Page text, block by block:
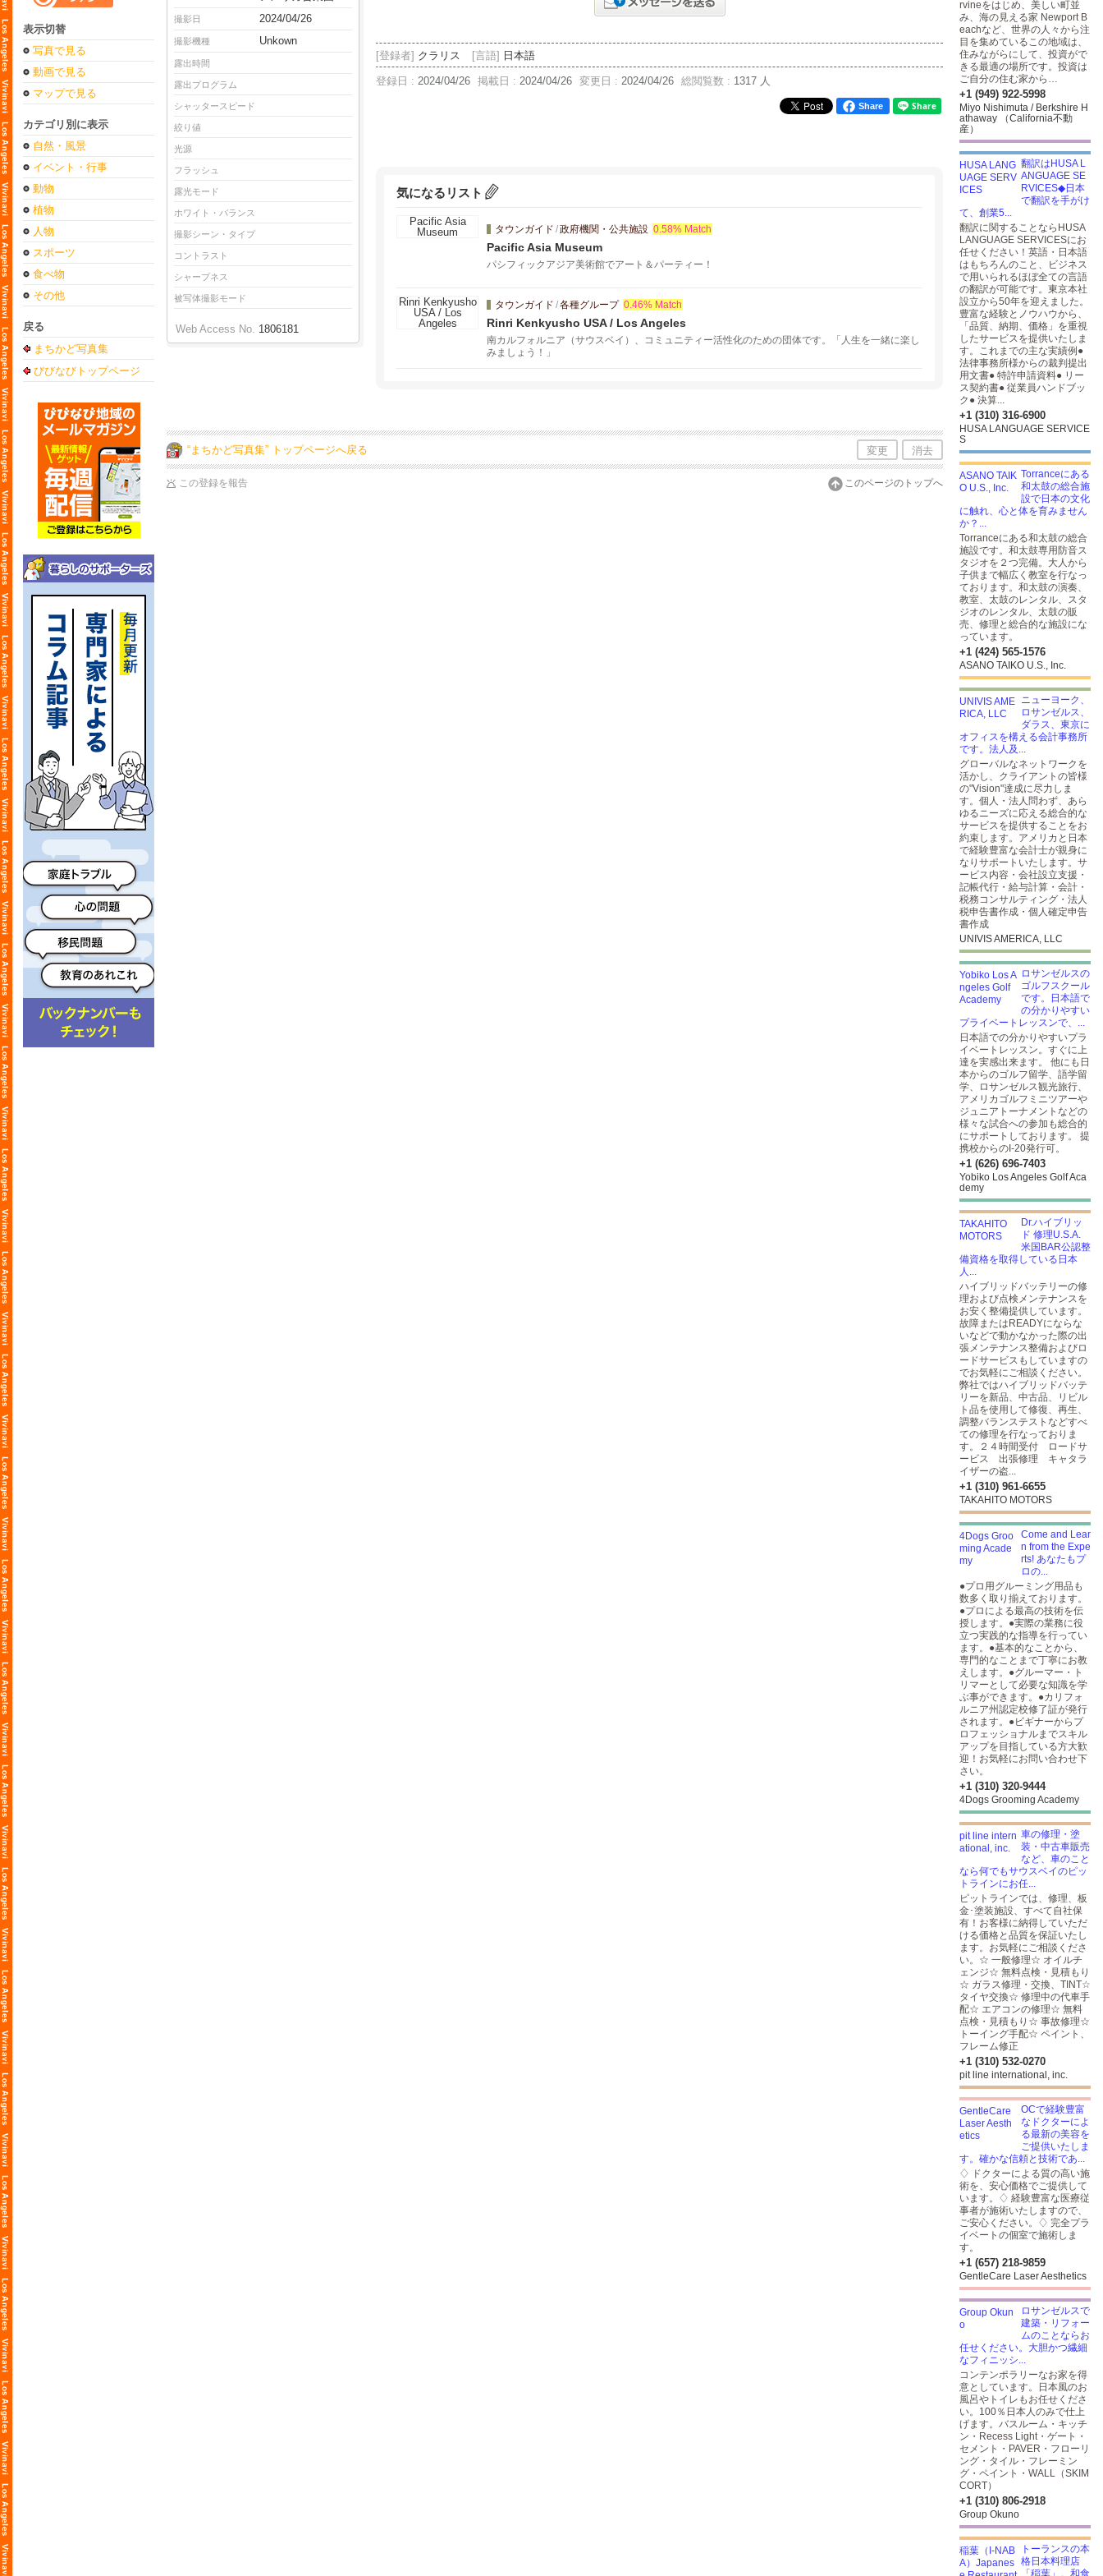
表示切替
写真で見る
動画で見る
マップで見る
カテゴリ別に表示
自然・風景
イベント・行事
動物
植物
人物
スポーツ
食べ物
その他
戻る
まちかど写真集
びびなびトップページ
撮影日 2024/04/26
撮影機種 Unkown
露出時間
露出プログラム
シャッタースピード
絞り値
光源
フラッシュ
露光モード
ホワイト・バランス
撮影シーン・タイプ
コントラスト
シャープネス
被写体撮影モード
Web Access No. 1806181
[登録者] クラリス [言語] 日本語
登録日 : 2024/04/26 掲載日 : 2024/04/26 変更日 : 2024/04/26 総閲覧数 : 1317 人
Share
気になるリスト
タウンガイド /政府機関・公共施設 0.58% Match
Pacific Asia Museum
パシフィックアジア美術館でアート＆パーティー！
タウンガイド /各種グループ 0.46% Match
Rinri Kenkyusho USA / Los Angeles
南カルフォルニア（サウスベイ）、コミュニティー活性化のための団体です。「人生を一緒に楽し
みましょう！」
“まちかど写真集” トップページへ戻る 変更 消去
この登録を報告 このページのトップへ
rvineをはじめ、美しい町並
み、海の見える家 Newport B
eachなど、世界の人々から注
目を集めているこの地域は、
住みながらにして、投資がで
きる最適の場所です。投資は
ご自分の住む家から…
+1 (949) 922-5998
Miyo Nishimuta / Berkshire H
athaway （California不動
産）
翻訳はHUSA L
ANGUAGE SE
RVICES◆日本
で翻訳を手がけ
て、創業5...
翻訳に関することならHUSA
LANGUAGE SERVICESにお
任せください！英語・日本語
はもちろんのこと、ビジネス
で用いられるほぼ全ての言語
の翻訳が可能です。東京本社
設立から50年を迎えました。
豊富な経験とノウハウから、
「品質、納期、価格」を重視
したサービスを提供いたしま
す。これまでの主な実績例●
法律事務所様からの裁判提出
用文書● 特許申請資料● リー
ス契約書● 従業員ハンドブッ
ク● 決算...
+1 (310) 316-6900
HUSA LANGUAGE SERVICE
S
Torranceにある
和太鼓の総合施
設で日本の文化
に触れ、心と体を育みません
か？...
Torranceにある和太鼓の総合
施設です。和太鼓専用防音ス
タジオを２つ完備。大人から
子供まで幅広く教室を行なっ
ております。和太鼓の演奏、
教室、太鼓のレンタル、スタ
ジオのレンタル、太鼓の販
売、修理と総合的な施設にな
っています。
+1 (424) 565-1576
ASANO TAIKO U.S., Inc.
ニューヨーク、
ロサンゼルス、
ダラス、東京に
オフィスを構える会計事務所
です。法人及...
グローバルなネットワークを
活かし、クライアントの皆様
の"Vision"達成に尽力しま
す。個人・法人問わず、あら
ゆるニーズに応える総合的な
サービスを提供することをお
約束します。アメリカと日本
で経験豊富な会計士が親身に
なりサポートいたします。サ
ービス内容・会社設立支援・
記帳代行・給与計算・会計・
税務コンサルティング・法人
税申告書作成・個人確定申告
書作成
UNIVIS AMERICA, LLC
ロサンゼルスの
ゴルフスクール
です。日本語で
の分かりやすい
プライベートレッスンで、...
日本語での分かりやすいプラ
イベートレッスン。すぐに上
達を実感出来ます。 他にも日
本からのゴルフ留学、語学留
学、ロサンゼルス観光旅行、
アメリカゴルフミニツアーや
ジュニアトーナメントなどの
様々な試合への参加も総合的
にサポートしております。 提
携校からのI-20発行可。
+1 (626) 696-7403
Yobiko Los Angeles Golf Aca
demy
Dr.ハイブリッ
ド 修理U.S.A.
米国BAR公認整
備資格を取得している日本
人...
ハイブリッドバッテリーの修
理および点検メンテナンスを
お安く整備提供しています。
故障またはREADYにならな
いなどで動かなかった際の出
張メンテナンス整備およびロ
ードサービスもしていますの
でお気軽にご相談ください。
弊社ではハイブリッドバッテ
リーを新品、中古品、リビル
ト品を使用して修復、再生、
調整バランステストなどすべ
ての修理を行なっておりま
す。２４時間受付 ロードサ
ービス 出張修理 キャタラ
イザーの盗...
+1 (310) 961-6655
TAKAHITO MOTORS
Come and Lear
n from the Expe
rts! あなたもプ
ロの...
●プロ用グルーミング用品も
数多く取り揃えております。
●プロによる最高の技術を伝
授します。●実際の業務に役
立つ実践的な指導を行ってい
ます。●基本的なことから、
専門的なことまで丁寧にお教
えします。●グルーマー・ト
リマーとして必要な知識を学
ぶ事ができます。●カリフォ
ルニア州認定校修了証が発行
されます。●ビギナーからプ
ロフェッショナルまでスキル
アップを目指している方大歓
迎！お気軽にお問い合わせ下
さい。
+1 (310) 320-9444
4Dogs Grooming Academy
車の修理・塗
装・中古車販売
など、車のこと
なら何でもサウスベイのピッ
トラインにお任...
ピットラインでは、修理、板
金･塗装施設、すべて自社保
有！お客様に納得していただ
ける価格と品質を保証いたし
ます。お気軽にご相談くださ
い。☆ 一般修理☆ オイルチ
ェンジ☆ 無料点検・見積もり
☆ ガラス修理・交換、TINT☆
タイヤ交換☆ 修理中の代車手
配☆ エアコンの修理☆ 無料
点検・見積もり☆ 事故修理☆
トーイング手配☆ ペイント、
フレーム修正
+1 (310) 532-0270
pit line international, inc.
OCで経験豊富
なドクターによ
る最新の美容を
ご提供いたしま
す。確かな信頼と技術であ...
♢ ドクターによる質の高い施
術を、安心価格でご提供して
います。♢ 経験豊富な医療従
事者が施術いたしますので、
ご安心ください。♢ 完全プラ
イベートの個室で施術しま
す。
+1 (657) 218-9859
GentleCare Laser Aesthetics
ロサンゼルスで
建築・リフォー
ムのことならお
任せください。大胆かつ繊細
なフィニッシ...
コンテンポラリーなお家を得
意としています。日本風のお
風呂やトイレもお任せくださ
い。100％日本人のみで仕上
げます。バスルーム・キッチ
ン・Recess Light・ゲート・
セメント・PAVER・フローリ
ング・タイル・フレーミン
グ・ペイント・WALL（SKIM
CORT）
+1 (310) 806-2918
Group Okuno
トーランスの本
格日本料理店
「稲葉」。和食